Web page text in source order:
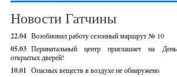
Новости Гатчины
22.04 Возобновил работу сезонный маршрут № 10
05.03 Перинатальный центр приглашает на День
открытых дверей!
10.01 Опасных веществ в воздухе не обнаружено